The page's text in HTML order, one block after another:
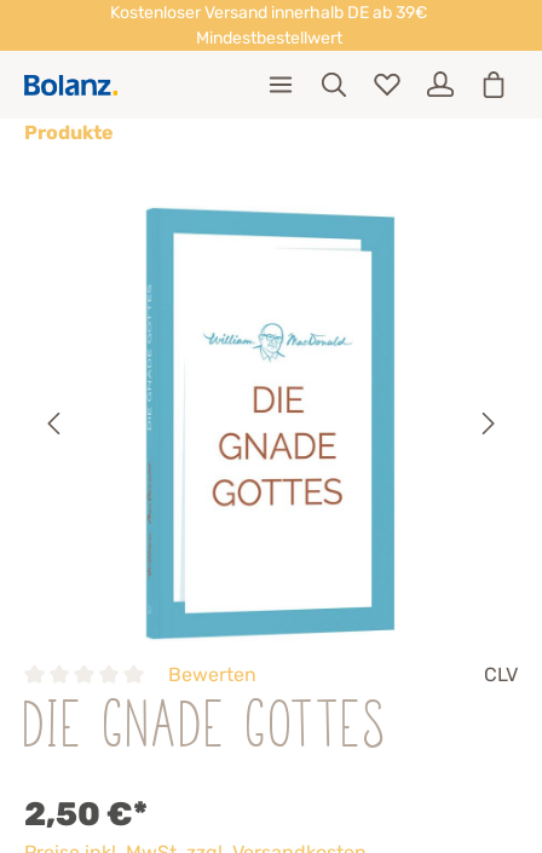
Kostenloser Versand innerhalb DE ab 39€
Mindestbestellwert
Produkte
Bewerten CLV
Die Gnade Gottes
2,50 €*